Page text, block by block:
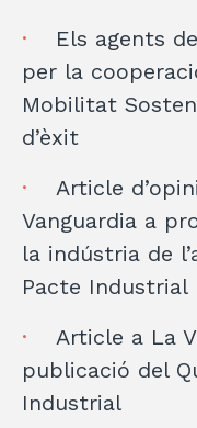
Els agents
per la
Mobilitat
d’èxit
Article
Vanguardia a
la indústria de
Pacte Industrial
Article a La
publicació del
Industrial